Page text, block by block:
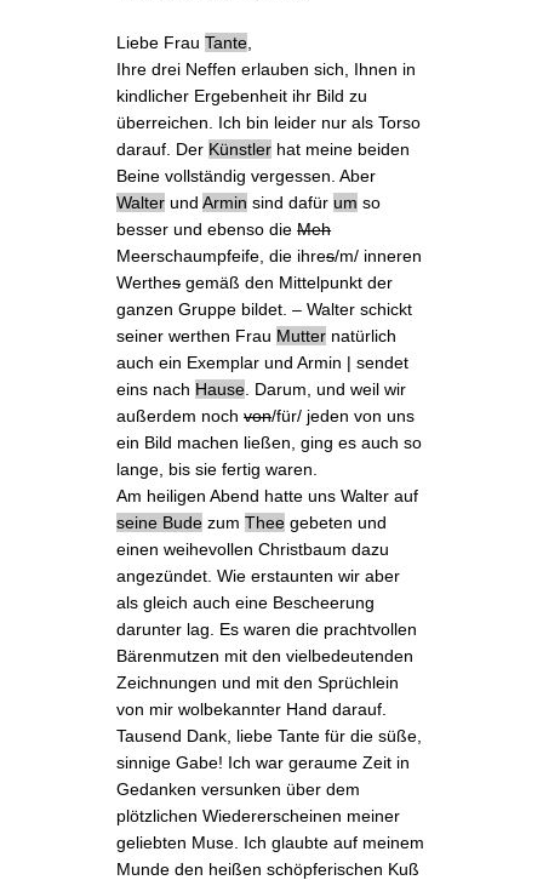
Liebe FrauTante
Ihre drei Neffen erlauben sich, Ihnen in
kindlicher Ergebenheit ihr Bild zu
überreichen. Ich bin leider nur als Torso
darauf. Der Künstler hat meine beiden
Beine vollständig vergessen. Aber
Walter undArmin sind dafür um so
besser und ebenso dieMeh
Meerschaumpfeife, die ihres/m/ inneren
Werthesgemäß den Mittelpunkt der
ganzen Gruppe bildet. – Walter schickt
seiner werthen Frau Mutter natürlich
auch ein Exemplar undArmin | sendet
eins nach Hause . Darum, und weil wir
außerdem nochvon/für/ jeden von uns
ein Bild machen ließen, ging es auch so
lange, bis sie fertig waren.
Am heiligen Abend hatte uns Walter auf
seine Bude zumThee gebeten und
einen weihevollen Christbaum dazu
angezündet. Wie erstaunten wir aber
als gleich auch eine Bescheerung
darunter lag. Es waren die prachtvollen
Bärenmutzen mit den vielbedeutenden
Zeichnungen und mit den Sprüchlein
von mir wolbekannter Hand darauf.
Tausend Dank, liebe Tante für die süße,
sinnige Gabe! Ich war geraume Zeit in
Gedanken versunken über dem
plötzlichen Wiedererscheinen meiner
geliebten Muse . Ich glaubte auf meinem
Munde den heißen schöpferischen Kuß